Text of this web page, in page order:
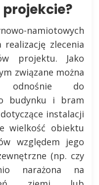
namiotowych
realizację zlecenia
projektu. Jako
związane można
odnośnie do
budynku i bram
instalacji
wielkość obiektu
względem jego
(np. czy
narażona na